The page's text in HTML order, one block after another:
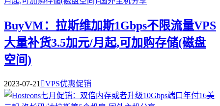
BuyVM：拉斯维加斯1Gbps不限流量VPS
大量补货3.5加元/月起,可加购存储(磁盘
空间)
2023-07-21 VPS优惠促销